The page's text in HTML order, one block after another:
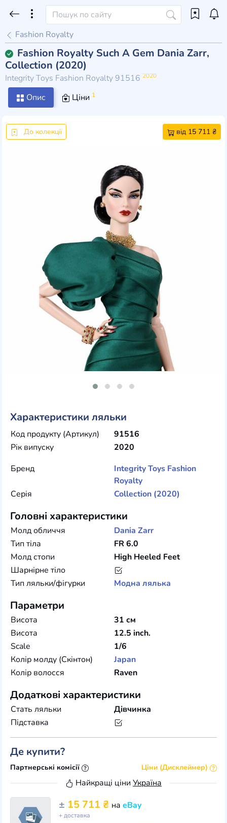
Fashion Royalty
Fashion Royalty Such A Gem Dania Zarr,
Collection (2020)
Integrity Toys Fashion Royalty 91516 2020
Опис Ціни 1
До колекції від 15 711 ₴
Характеристики ляльки
Код продукту (Артикул)
91516
Рік випуску
2020
Бренд
Integrity Toys Fashion
Royalty
Серія
Collection (2020)
Головні характеристики
Молд обличчя
Dania Zarr
Тип тіла
FR 6.0
Молд стопи
High Heeled Feet
Шарнірне тіло
Тип ляльки/фігурки
Модна лялька
Параметри
Висота
31 см
Висота
12.5 inch.
Scale
1/6
Колір молду (Скінтон)
Japan
Колір волосся
Raven
Додаткові характеристики
Стать ляльки
Дівчинка
Підставка
Де купити?
Партнерські комісії Ціни (Дисклеймер)
Найкращі ціни Україна
± 15 711 ₴ на eBay
+ доставка